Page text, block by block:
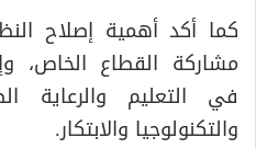
كما أكد أهمية إصلاح
مشاركة القطاع الخاص،
في التعليم والرعاية
والتكنولوجيا والابتكار.